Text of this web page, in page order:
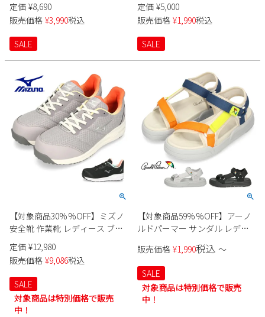
底 マンチェッタ MASCHIETTA
9301 異素材
定価 ¥8,690
販売価格 ¥3,990税込
SALE
STYLISH SANDAL ビーサン ハワ
イ havaianas
定価 ¥5,000
販売価格 ¥1,990税込
SALE
【対象商品30%%OFF】ミズノ
安全靴 作業靴 レディース ブラ
ック 黒 グレー 幅広 軽量 通気性
抗菌 防臭 MIZUNO オールマイ
ティ FSII 11L F1GA2403
定価 ¥12,980
販売価格 ¥9,086税込
SALE
対象商品は特別価格で販売
中！
【対象商品59%%OFF】アーノ
ルドパーマー サンダル レディ
れ かわいい 厚底 黒 スポサン ス
トラップ 軽い 面ファスナー
AL5420 Arnold Palmer
販売価格 ¥1,990税込 〜
SALE
対象商品は特別価格で販売
中！